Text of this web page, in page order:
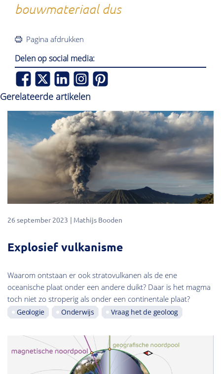
bouwmateriaal dus
Pagina afdrukken
Delen op social media:
Gerelateerde artikelen
26 september 2023 Mathijs Booden
Explosief vulkanisme
Waarom ontstaan er ook stratovulkanen als de ene
oceanische plaat onder een andere duikt? Daar is het magma
toch niet zo stroperig als onder een continentale plaat?
Geologie Onderwijs Vraag het de geoloog